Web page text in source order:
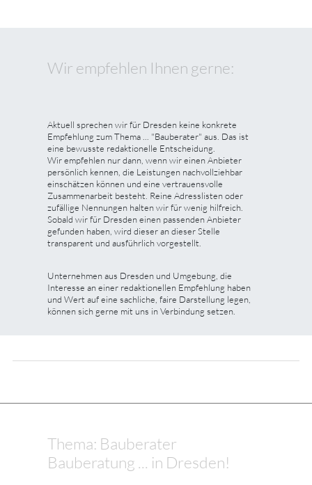
Wir empfehlen Ihnen gerne:
Aktuell sprechen wir für Dresden keine konkrete
Empfehlung zum Thema ... "Bauberater" aus. Das ist
eine bewusste redaktionelle Entscheidung.
Wir empfehlen nur dann, wenn wir einen Anbieter
persönlich kennen, die Leistungen nachvollziehbar
einschätzen können und eine vertrauensvolle
Zusammenarbeit besteht. Reine Adresslisten oder
zufällige Nennungen halten wir für wenig hilfreich.
Sobald wir für Dresden einen passenden Anbieter
gefunden haben, wird dieser an dieser Stelle
transparent und ausführlich vorgestellt.
Unternehmen aus Dresden und Umgebung, die
Interesse an einer redaktionellen Empfehlung haben
und Wert auf eine sachliche, faire Darstellung legen,
können sich gerne mit uns in Verbindung setzen.
Thema: Bauberater
Bauberatung ... in Dresden!